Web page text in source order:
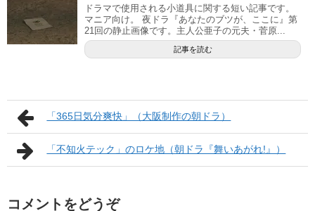
ドラマで使用される小道具に関する短い記事です。
マニア向け。 夜ドラ『あなたのブツが、ここに』第
21回の静止画像です。主人公亜子の元夫・菅原...
記事を読む
「365日気分爽快」（大阪制作の朝ドラ）
「不知火テック」のロケ地（朝ドラ『舞いあがれ!』）
コメントをどうぞ